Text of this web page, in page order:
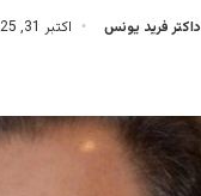
داکتر فرید یونس اکتبر 31, 2025